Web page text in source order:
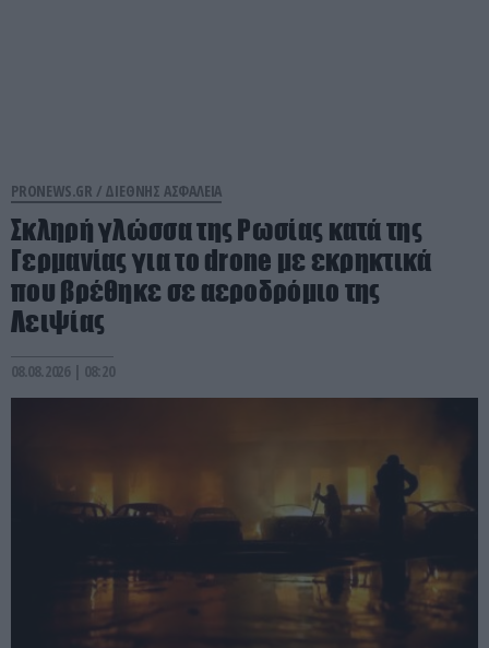
PRONEWS.GR / ΔΙΕΘΝΗΣ ΑΣΦΑΛΕΙΑ
Σκληρή γλώσσα της Ρωσίας κατά της
Γερμανίας για το drone με εκρηκτικά
που βρέθηκε σε αεροδρόμιο της
Λειψίας
08.08.2026 | 08:20